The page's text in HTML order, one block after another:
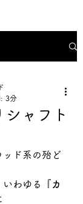
シャフト
3分
ッド系の殆ど
わゆる『
カ